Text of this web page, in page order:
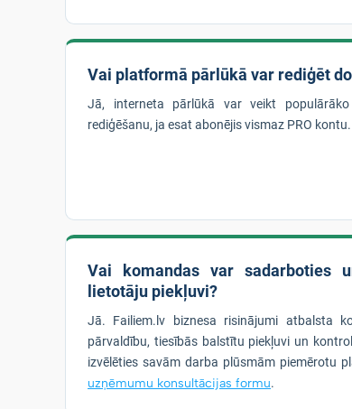
Vai platformā pārlūkā var rediģēt
Jā, interneta pārlūkā var veikt
rediģēšanu, ja esat abonējis vismaz PRO kontu.
Vai komandas var sadarboties
lietotāju piekļuvi?
Jā. Failiem.lv biznesa risinājumi atbalsta
pārvaldību, tiesībās balstītu piekļuvi un
izvēlēties savām darba plūsmām piemērotu
uzņēmumu konsultācijas formu.